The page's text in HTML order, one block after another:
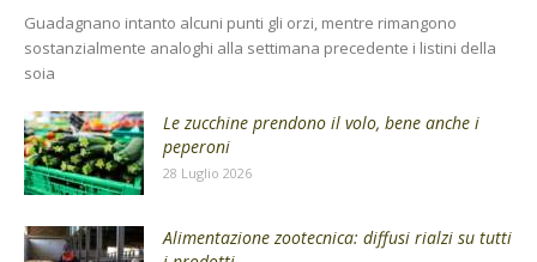
Guadagnano intanto alcuni punti gli orzi, mentre rimangono
sostanzialmente analoghi alla settimana precedente i listini della
soia
Le zucchine prendono il volo, bene anche i
peperoni
28 Luglio 2026
Alimentazione zootecnica: diffusi rialzi su tutti